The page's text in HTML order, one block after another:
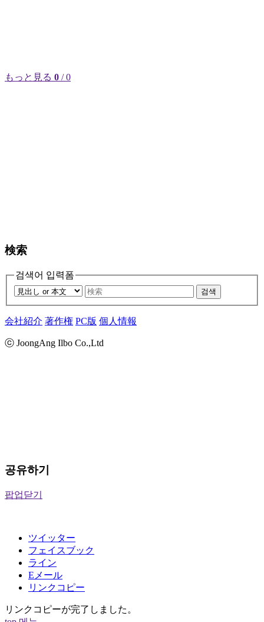
もっと見る 0 / 0
検索
검색어 입력폼
검색
会社紹介 著作権 PC版 個人情報
ⓒ JoongAng Ilbo Co.,Ltd
공유하기
팝업닫기
ツイッター
フェイスブック
ライン
Eメール
リンクコピー
リンクコピーが完了しました。